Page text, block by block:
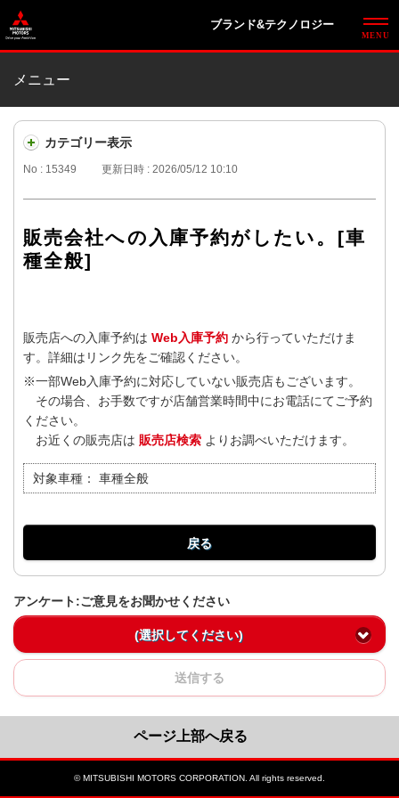
ブランド&テクノロジー
メニュー
カテゴリー表示
No : 15349 更新日時 : 2026/05/12 10:10
販売会社への入庫予約がしたい。[車
種全般]
販売店への入庫予約は Web入庫予約 から行っていただけま
す。詳細はリンク先をご確認ください。
※一部Web入庫予約に対応していない販売店もございます。
その場合、お手数ですが店舗営業時間中にお電話にてご予約
ください。
お近くの販売店は 販売店検索 よりお調べいただけます。
対象車種： 車種全般
戻る
アンケート:ご意見をお聞かせください
(選択してください)
送信する
ページ上部へ戻る
© MITSUBISHI MOTORS CORPORATION. All rights reserved.